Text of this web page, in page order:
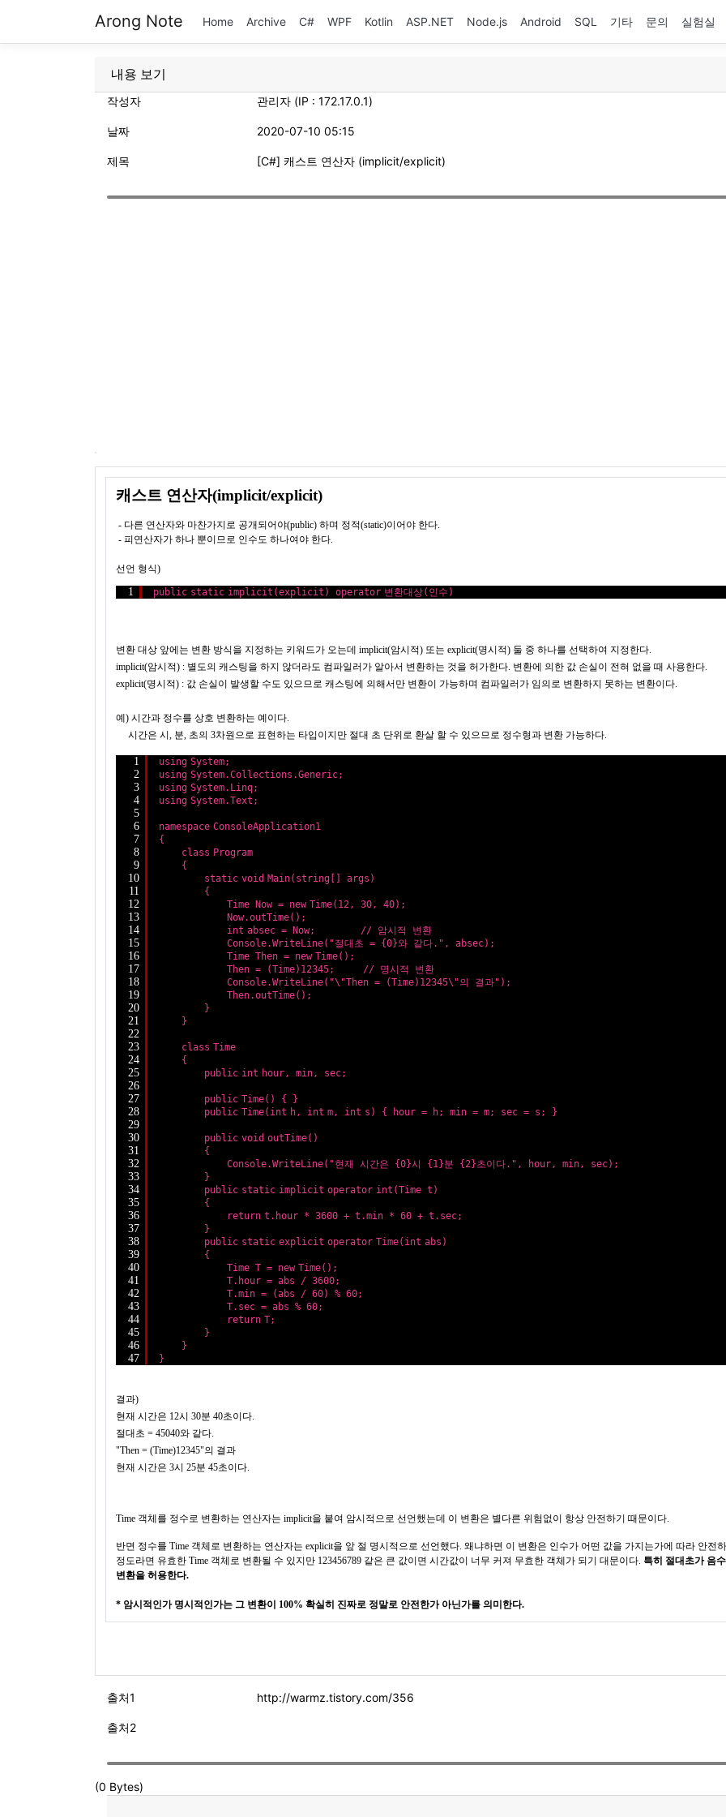
Arong Note Home Archive C# WPF Kotlin ASP.NET Node.js Android SQL 기타 문의 실험실
내용 보기
작성자 관리자 (IP : 172.17.0.1)
날짜 2020-07-10 05:15
제목 [C#] 캐스트 연산자 (implicit/explicit)
캐스트 연산자(implicit/explicit)
- 다른 연산자와 마찬가지로 공개되어야(public) 하며 정적(static)이어야 한다.
- 피연산자가 하나 뿐이므로 인수도 하나여야 한다.
선언 형식)
1 public static implicit (explicit ) operator 변환대상(인수)
변환 대상 앞에는 변환 방식을 지정하는 키워드가 오는데 implicit(암시적) 또는 explicit(명시적) 둘 중 하나를 선택하여 지정한다.
implicit(암시적) : 별도의 캐스팅을 하지 않더라도 컴파일러가 알아서 변환하는 것을 허가한다. 변환에 의한 값 손실이 전혀 없을 때 사용한다.
explicit(명시적) : 값 손실이 발생할 수도 있으므로 캐스팅에 의해서만 변환이 가능하며 컴파일러가 임의로 변환하지 못하는 변환이다.
예) 시간과 정수를 상호 변환하는 예이다.
시간은 시, 분, 초의 3차원으로 표현하는 타입이지만 절대 초 단위로 환살 할 수 있으므로 정수형과 변환 가능하다.
1
2
3
4
5
6
7
8
9
10
11
12
13
14
15
16
17
18
19
20
21
22
23
24
25
26
27
28
29
30
31
32
33
34
35
36
37
38
39
40
41
42
43
44
45
46
47
using System;
using System.Collections.Generic;
using System.Linq;
using System.Text;
namespace ConsoleApplication1
{
class Program
{
static void Main( string[] args)
{
Time Now = new Time(12, 30, 40);
Now.outTime();
int absec = Now; // 암시적 변환
Console.WriteLine( "절대초 = {0}와 같다." , absec);
Time Then = new Time();
Then = (Time)12345; // 명시적 변환
Console.WriteLine( "\"Then = (Time)12345\"의 결과" );
Then.outTime();
}
}
class Time
{
public int hour, min, sec;
public Time() { }
public Time( int h, int m, int s) { hour = h; min = m; sec = s; }
public void outTime()
{
Console.WriteLine( "현재 시간은 {0}시 {1}분 {2}초이다." , hour, min, sec);
}
public static implicit operator int (Time t)
{
return t.hour * 3600 + t.min * 60 + t.sec;
}
public static explicit operator Time( int abs)
{
Time T = new Time();
T.hour = abs / 3600;
T.min = (abs / 60) % 60;
T.sec = abs % 60;
return T;
}
}
}
결과)
현재 시간은 12시 30분 40초이다.
절대초 = 45040와 같다.
"Then = (Time)12345"의 결과
현재 시간은 3시 25분 45초이다.
Time 객체를 정수로 변환하는 연산자는 implicit을 붙여 암시적으로 선언했는데 이 변환은 별다른 위험없이 항상 안전하기 때문이다.
반면 정수를 Time 객체로 변환하는 연산자는 explicit을 앞 절 명시적으로 선언했다. 왜냐하면 이 변환은 인수가 어떤 값을 가지는가에 따라 안전
정도라면 유효한 Time 객체로 변환될 수 있지만 123456789 같은 큰 값이면 시간값이 너무 커져 무효한 객체가 되기 대문이다. 특히 절대초가 음
변환을 허용한다.
* 암시적인가 명시적인가는 그 변환이 100% 확실히 진짜로 정말로 안전한가 아닌가를 의미한다.
출처1 http://warmz.tistory.com/356
출처2
(0 Bytes)